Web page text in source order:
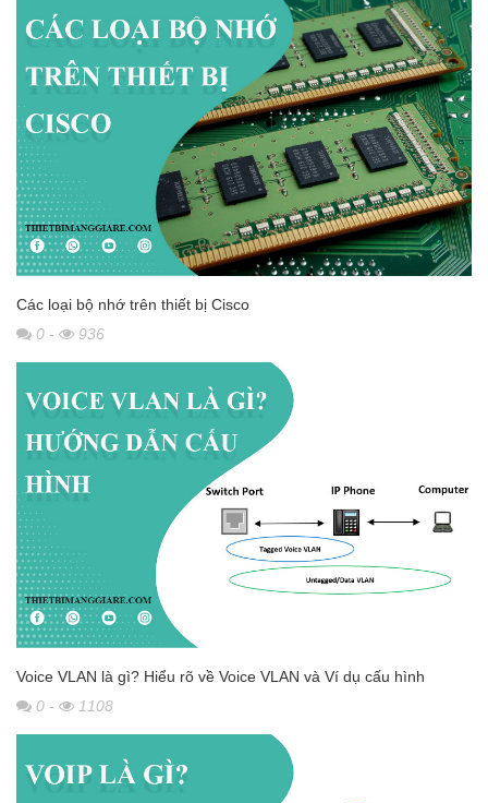
Các loại bộ nhớ trên thiết bị Cisco
0 - 936
Voice VLAN là gì? Hiểu rõ về Voice VLAN và Ví dụ cấu hình
0 - 1108